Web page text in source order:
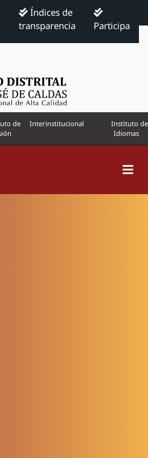
Índices de
transparencia
Participa
de
Interinstitucional
Instituto de
Idiomas